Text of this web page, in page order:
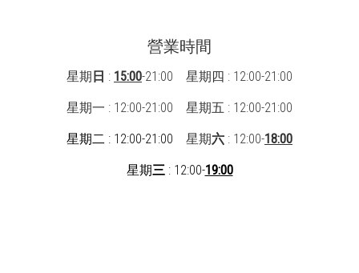
營業時間
星期 日 : 15:00-21:00 星期四 : 12:00-21:00
星期一 : 12:00-21:00 星期五 : 12:00-21:00
星期二 : 12:00-21:00 星期六 : 12:00-18:00
星期三: 12:00-19:00